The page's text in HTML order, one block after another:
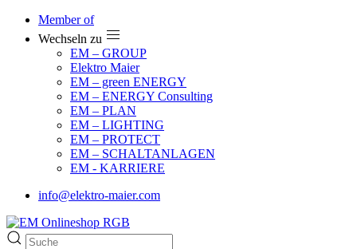
Member of
Wechseln zu
EM – GROUP
Elektro Maier
EM – green ENERGY
EM – ENERGY Consulting
EM – PLAN
EM – LIGHTING
EM – PROTECT
EM – SCHALTANLAGEN
EM - KARRIERE
info@elektro-maier.com